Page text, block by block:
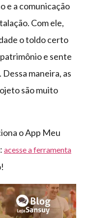
e a comunicação
Com ele,
o toldo certo
e sente
maneira, as
são muito
o App Meu
acesse a ferramenta